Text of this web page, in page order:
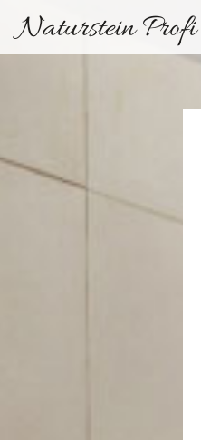
Naturstein Profi